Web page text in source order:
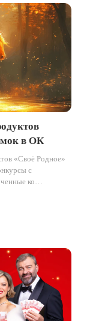
в ОК
«Своё Родное»
с
ко